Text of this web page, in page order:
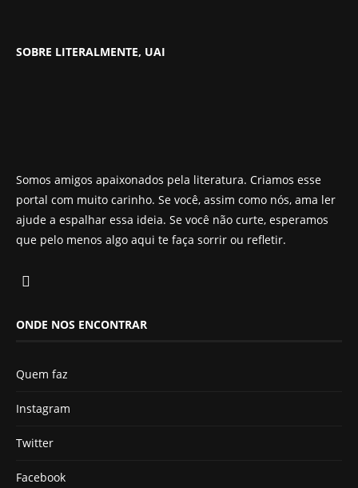
SOBRE LITERALMENTE, UAI
Somos amigos apaixonados pela literatura. Criamos esse
portal com muito carinho. Se você, assim como nós, ama ler
ajude a espalhar essa ideia. Se você não curte, esperamos
que pelo menos algo aqui te faça sorrir ou refletir.
ONDE NOS ENCONTRAR
Quem faz
Instagram
Twitter
Facebook